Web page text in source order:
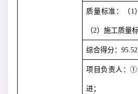
质量标准：（ 1
（2）施工质量
综合得分：95.52
项目负责人：
进；